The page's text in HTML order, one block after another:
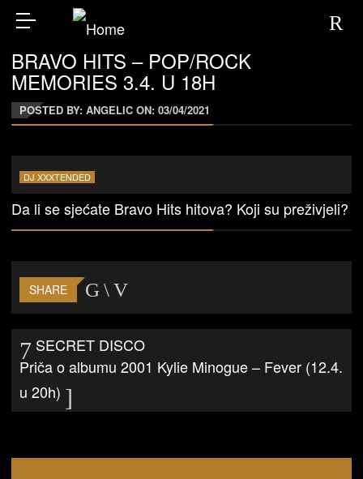
BRAVO HITS – POP/ROCK
MEMORIES 3.4. U 18H
POSTED BY: ANGELIC ON:03/04/2021
DJ XXXTENDED
Da li se sjećate Bravo Hits hitova? Koji su preživjeli?
SHARE
SECRET DISCO
Priča o albumu 2001 Kylie Minogue – Fever (12.4.
u 20h)